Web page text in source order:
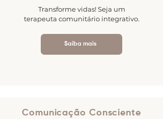
Transforme vidas! Seja um
terapeuta comunitário integrativo.
Saiba mais
Comunicação Consciente